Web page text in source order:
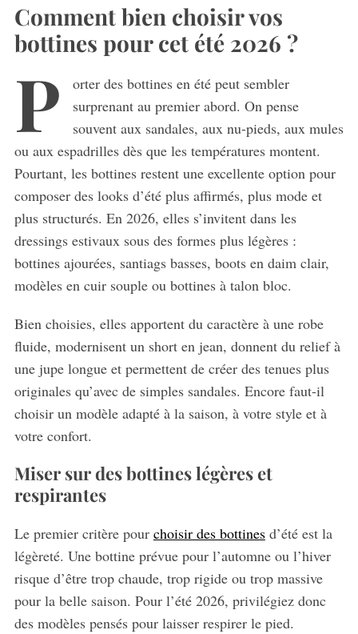
Comment bien choisir vos
bottines pour cet été 2026 ?
P
orter des bottines en été peut sembler
surprenant au premier abord. On pense
souvent aux sandales, aux nu-pieds, aux mules
ou aux espadrilles dès que les températures montent.
Pourtant, les bottines restent une excellente option pour
composer des looks d’été plus affirmés, plus mode et
plus structurés. En 2026, elles s’invitent dans les
dressings estivaux sous des formes plus légères :
bottines ajourées, santiags basses, boots en daim clair,
modèles en cuir souple ou bottines à talon bloc.
Bien choisies, elles apportent du caractère à une robe
fluide, modernisent un short en jean, donnent du relief à
une jupe longue et permettent de créer des tenues plus
originales qu’avec de simples sandales. Encore faut-il
choisir un modèle adapté à la saison, à votre style et à
votre confort.
Miser sur des bottines légères et
respirantes
Le premier critère pour choisir des bottinesd’été est la
légèreté. Une bottine prévue pour l’automne ou l’hiver
risque d’être trop chaude, trop rigide ou trop massive
pour la belle saison. Pour l’été 2026, privilégiez donc
des modèles pensés pour laisser respirer le pied.